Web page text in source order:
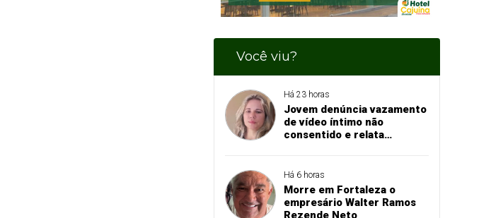
Você viu?
Há 23 horas
Jovem denúncia vazamento
de vídeo íntimo não
consentido e relata
Há 6 horas
Morre em Fortaleza o
empresário Walter Ramos
Rezende Neto